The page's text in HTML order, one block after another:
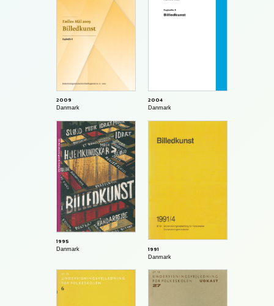
2009
Danmark
2004
Danmark
1995
Danmark 1991
Danmark